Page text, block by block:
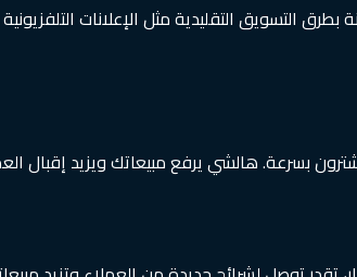
التسويق التقليدية مثل الإعلانات
بسرعة. هالشي يرفع مبيعاتك ويزيد إقبال